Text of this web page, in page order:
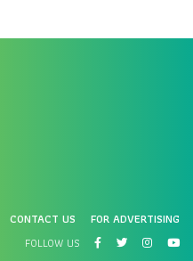
CONTACT US
FOR ADVERTISING
FOLLOW US